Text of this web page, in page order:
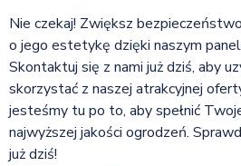
Nie czekaj! Zwiększ
o jego estetykę dzięki naszym
Skontaktuj się z nami już dziś, aby
skorzystać z naszej atrakcyjnej
jesteśmy tu po to, aby spełnić
najwyższej jakości ogrodzeń.
już dziś!